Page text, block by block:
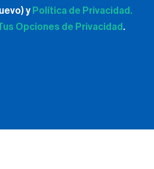
y Política de Privacidad.
Opciones de Privacidad .